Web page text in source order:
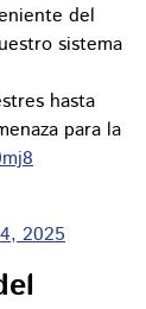
del
sistema
hasta
para la
2025